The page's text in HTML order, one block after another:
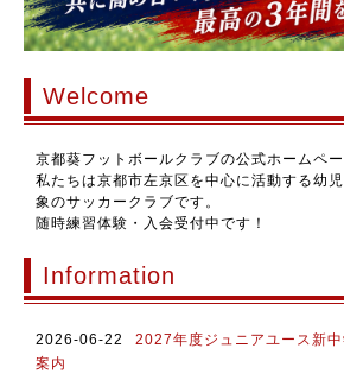
Welcome
京都葵フットボールクラブの公式ホームペー
私たちは京都市左京区を中心に活動する幼
象のサッカークラブです。
随時練習体験・入会受付中です！
Information
2026-06-22
2027年度ジュニアユース新
案内